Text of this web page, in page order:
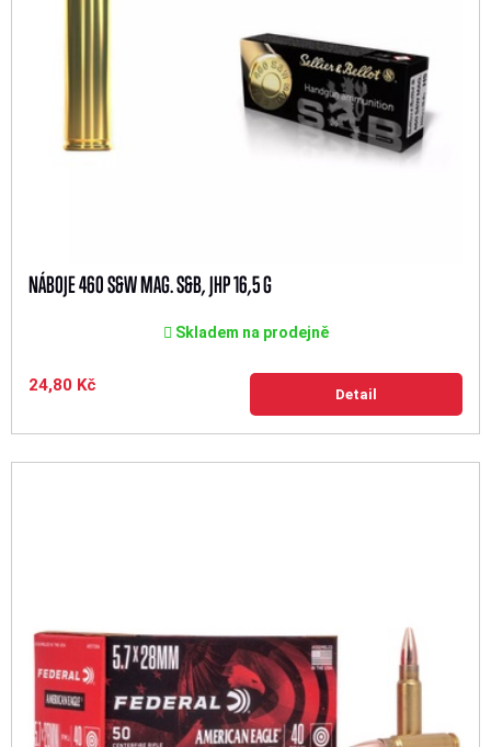
NÁBOJE 460 S&W MAG. S&B, JHP 16,5 G
Skladem na prodejně
24,80 Kč Detail